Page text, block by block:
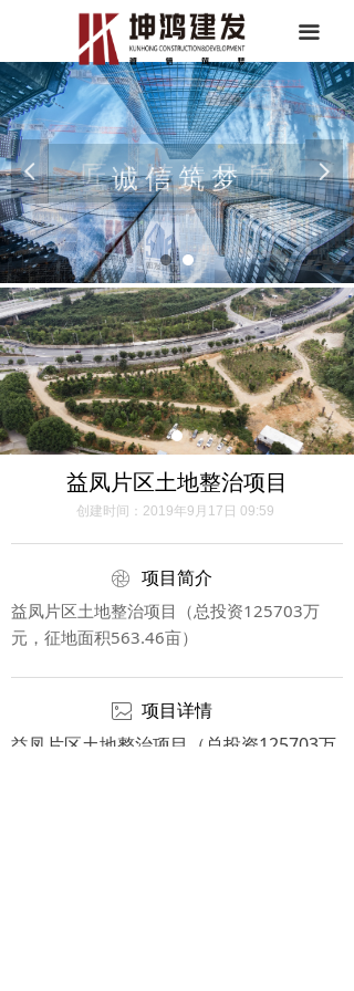
끀
诚 信 筑 梦
匠 心 铸 造 品 质
넳 넲
益凤片区土地整治项目
项目简介
创建时间： 2019年9月17日 09:59
益凤片区土地整治项目（总投资125703万
元，征地面积563.46亩）
项目详情
益凤片区土地整治项目（总投资125703万
ꁵ
ꂈ